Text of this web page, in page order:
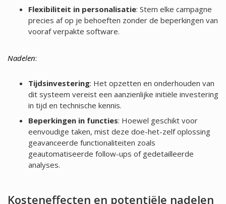
Flexibiliteit in personalisatie: Stem elke campagne
precies af op je behoeften zonder de beperkingen van
vooraf verpakte software.
Nadelen:
Tijdsinvestering: Het opzetten en onderhouden van
dit systeem vereist een aanzienlijke initiële investering
in tijd en technische kennis.
Beperkingen in functies: Hoewel geschikt voor
eenvoudige taken, mist deze doe-het-zelf oplossing
geavanceerde functionaliteiten zoals
geautomatiseerde follow-ups of gedetailleerde
analyses.
Kosteneffecten en potentiële nadelen